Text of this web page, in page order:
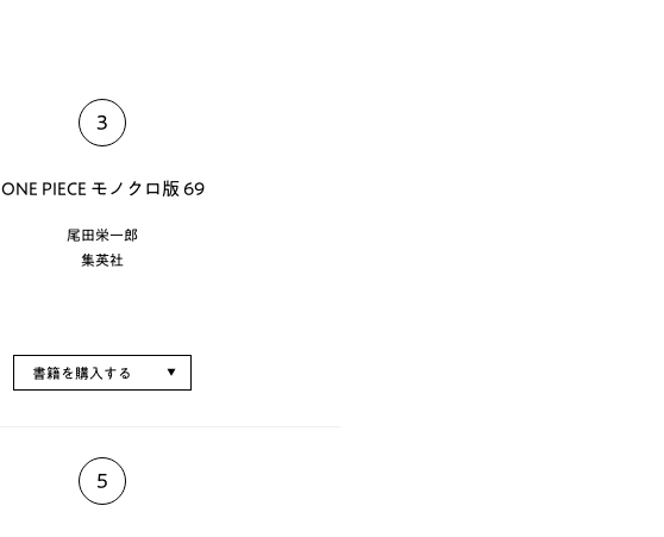
3
ONE PIECE モノクロ版 69
尾田栄一郎
集英社
書籍を購入する
5